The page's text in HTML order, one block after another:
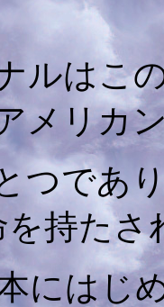
ルはこ
メリカ
つであ
を持たさ
にはじ